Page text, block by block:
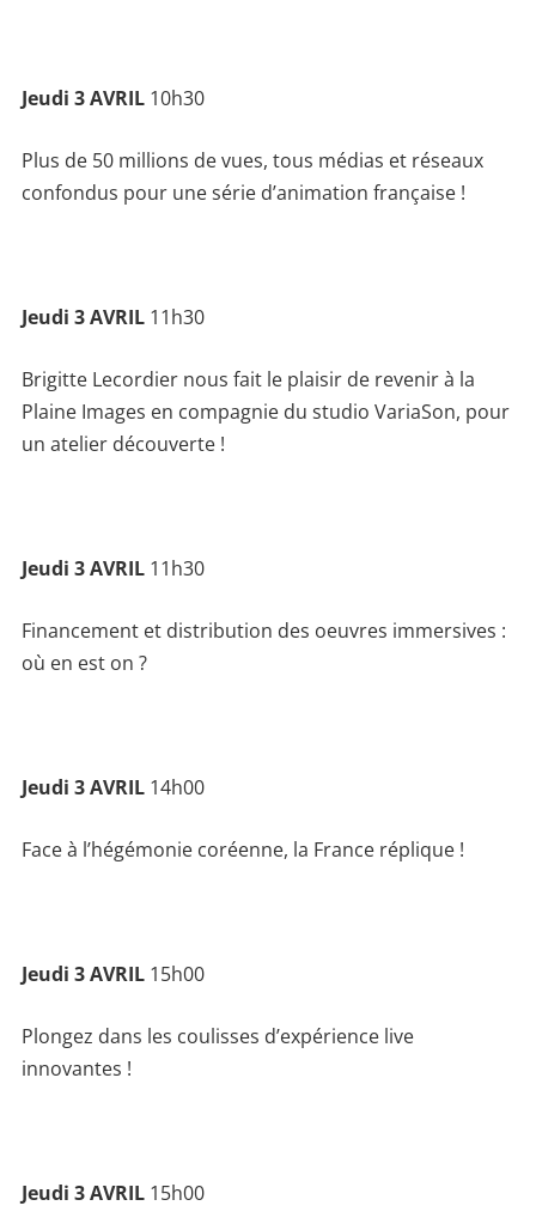
Jeudi 3 AVRIL 10h30
Plus de 50 millions de vues, tous médias et réseaux
confondus pour une série d’animation française !
Jeudi 3 AVRIL 11h30
Brigitte Lecordier nous fait le plaisir de revenir à la
Plaine Images en compagnie du studio VariaSon, pour
un atelier découverte !
Jeudi 3 AVRIL 11h30
Financement et distribution des oeuvres immersives :
où en est on ?
Jeudi 3 AVRIL 14h00
Face à l’hégémonie coréenne, la France réplique !
Jeudi 3 AVRIL 15h00
Plongez dans les coulisses d’expérience live
innovantes !
Jeudi 3 AVRIL 15h00